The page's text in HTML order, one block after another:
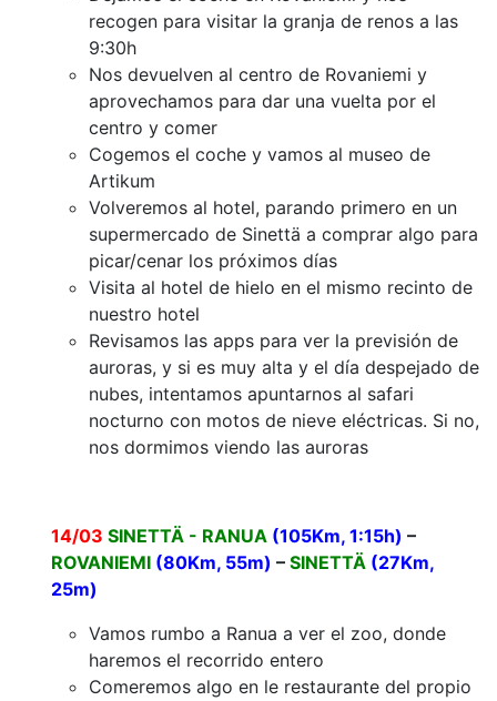
recogen para visitar la granja de renos a las
9:30h
Nos devuelven al centro de Rovaniemi y
aprovechamos para dar una vuelta por el
centro y comer
Cogemos el coche y vamos al museo de
Artikum
Volveremos al hotel, parando primero en un
supermercado de Sinettä a comprar algo para
picar/cenar los próximos días
Visita al hotel de hielo en el mismo recinto de
nuestro hotel
Revisamos las apps para ver la previsión de
auroras, y si es muy alta y el día despejado de
nubes, intentamos apuntarnos al safari
nocturno con motos de nieve eléctricas. Si no,
nos dormimos viendo las auroras
14/03 SINETTÄ - RANUA (105Km, 1:15h) –
ROVANIEMI (80Km, 55m) – SINETTÄ (27Km,
25m)
Vamos rumbo a Ranua a ver el zoo, donde
haremos el recorrido entero
Comeremos algo en le restaurante del propio